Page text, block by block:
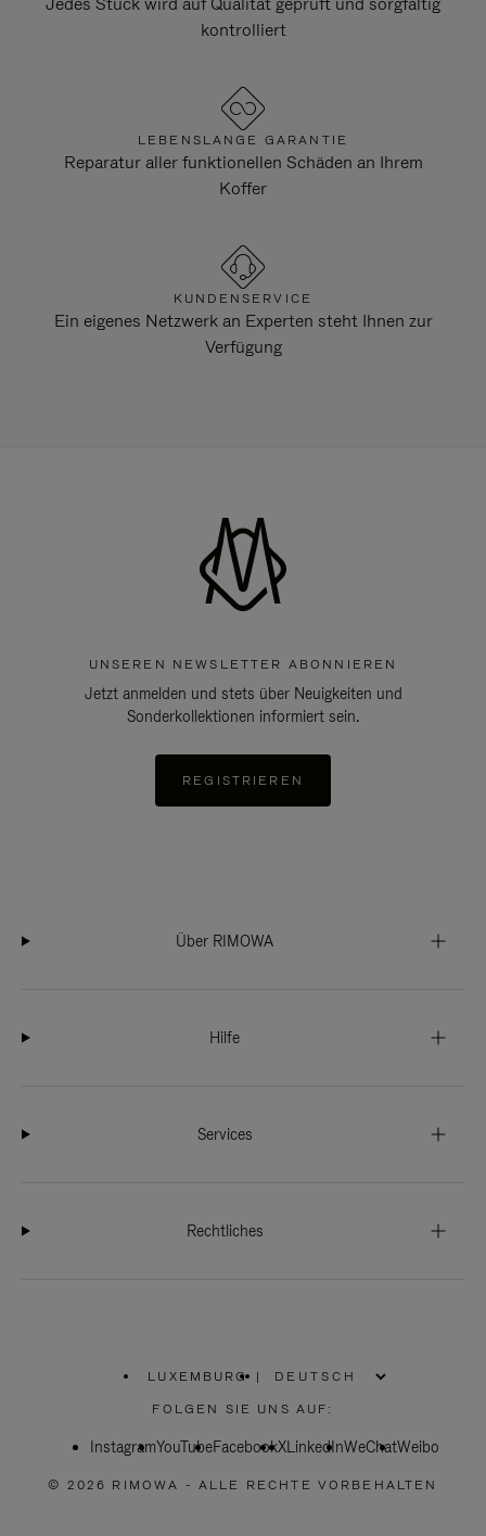
kontrolliert
LEBENSLANGE GARANTIE
Reparatur aller funktionellen Schäden an Ihrem
Koffer
KUNDENSERVICE
Ein eigenes Netzwerk an Experten steht Ihnen zur
Verfügung
UNSEREN NEWSLETTER ABONNIEREN
Jetzt anmelden und stets über Neuigkeiten und
Sonderkollektionen informiert sein.
REGISTRIEREN
Über RIMOWA
Hilfe
Services
Rechtliches
LUXEMBURG
WÄHLEN
SIE
REGION
|
FOLGEN SIE UNS AUF:
InstagramYouTubeFacebookXLinkedInWeChatWeibo
© 2026 RIMOWA - ALLE RECHTE VORBEHALTEN